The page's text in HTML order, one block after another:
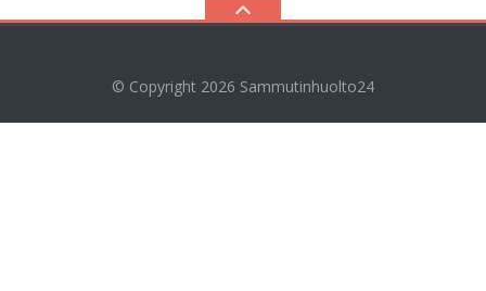
© Copyright 2026 Sammutinhuolto24